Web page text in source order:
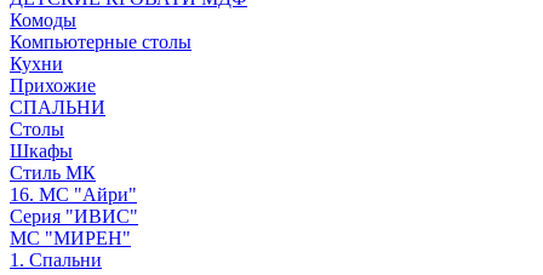
Комоды
Компьютерные столы
Кухни
Прихожие
СПАЛЬНИ
Столы
Шкафы
Стиль МК
16. МС "Айри"
Серия "ИВИС"
МС "МИРЕН"
1. Спальни